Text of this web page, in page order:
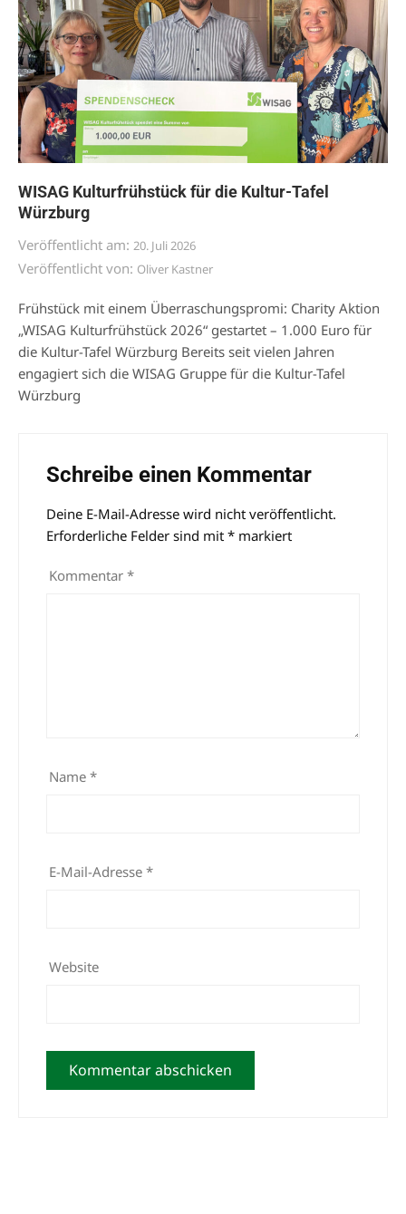
WISAG Kulturfrühstück für die Kultur-Tafel
Würzburg
Veröffentlicht am: 20. Juli 2026
Veröffentlicht von: Oliver Kastner
Frühstück mit einem Überraschungspromi: Charity Aktion
„WISAG Kulturfrühstück 2026“ gestartet – 1.000 Euro für
die Kultur-Tafel Würzburg Bereits seit vielen Jahren
engagiert sich die WISAG Gruppe für die Kultur-Tafel
Würzburg
Schreibe einen Kommentar
Deine E-Mail-Adresse wird nicht veröffentlicht.
Erforderliche Felder sind mit * markiert
Kommentar *
Name *
E-Mail-Adresse *
Website
Alternative: